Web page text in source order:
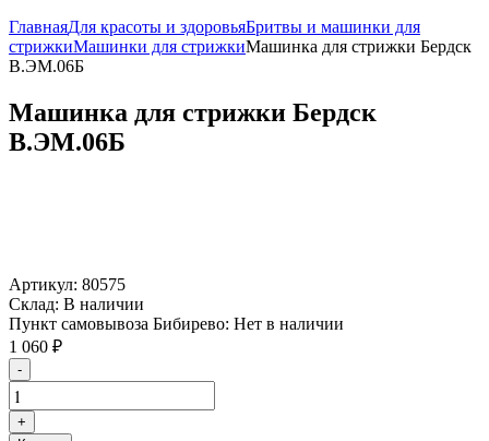
ГлавнаяДля красоты и здоровьяБритвы и машинки для
стрижкиМашинки для стрижкиМашинка для стрижки Бердск
В.ЭМ.06Б
Машинка для стрижки Бердск
В.ЭМ.06Б
Артикул: 80575
Склад: В наличии
Пункт самовывоза Бибирево: Нет в наличии
1 060 ₽
-
+